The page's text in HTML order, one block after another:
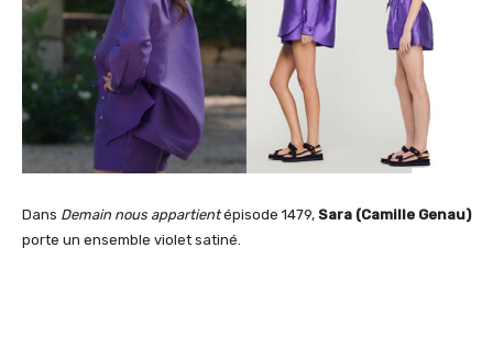
Dans Demain nous appartientépisode 1479, Sara (Camille Genau)
porte un ensemble violet satiné.